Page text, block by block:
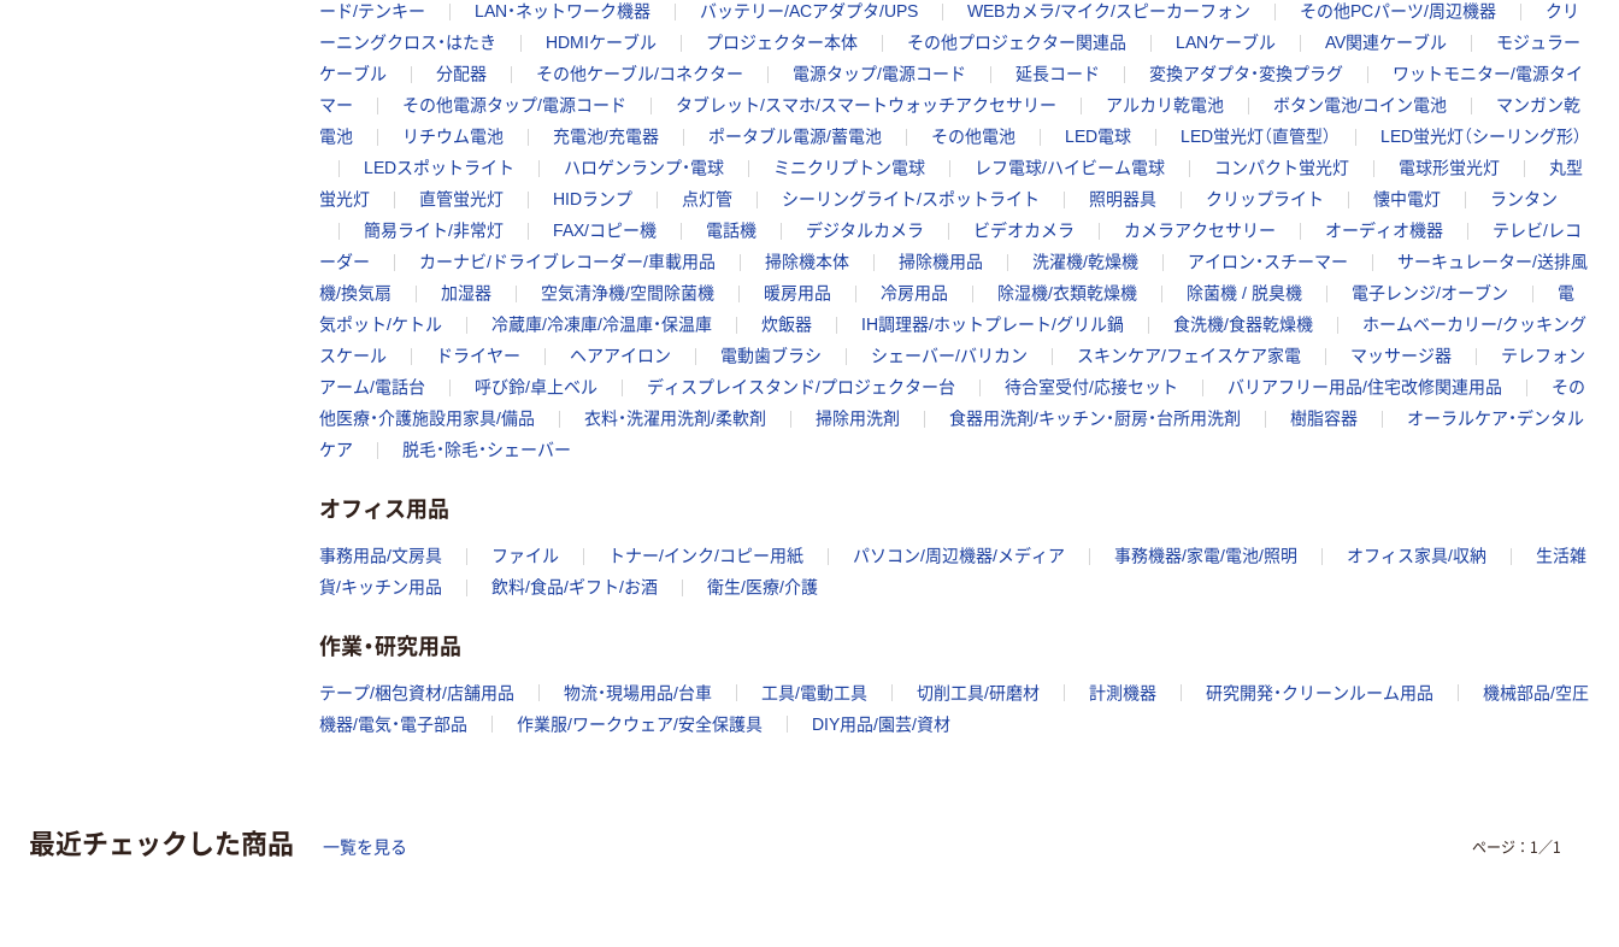
ード/テンキー
LAN・ネットワーク機器 バッテリー/ACアダプタ/UPS WEBカメラ/マイク/スピーカーフォン その他PCパーツ/周辺機器
クリ
ーニングクロス・はたき
HDMIケーブル プロジェクター本体 その他プロジェクター関連品 LANケーブル AV関連ケーブル
モジュラー
ケーブル
分配器 その他ケーブル/コネクター 電源タップ/電源コード 延長コード 変換アダプタ・変換プラグ
ワットモニター/電源タイ
マー
その他電源タップ/電源コード タブレット/スマホ/スマートウォッチアクセサリー アルカリ乾電池 ボタン電池/コイン電池
マンガン乾
電池
リチウム電池 充電池/充電器 ポータブル電源/蓄電池 その他電池 LED電球 LED蛍光灯（直管型）
LED蛍光灯（シーリング形）
LEDスポットライト
ハロゲンランプ・電球 ミニクリプトン電球 レフ電球/ハイビーム電球 コンパクト蛍光灯 電球形蛍光灯
丸型
蛍光灯
直管蛍光灯 HIDランプ 点灯管 シーリングライト/スポットライト 照明器具 クリップライト 懐中電灯
ランタン
簡易ライト/非常灯
FAX/コピー機 電話機 デジタルカメラ ビデオカメラ カメラアクセサリー オーディオ機器
テレビ/レコ
ーダー
カーナビ/ドライブレコーダー/車載用品 掃除機本体 掃除機用品 洗濯機/乾燥機 アイロン・スチーマー
サーキュレーター/送排風
機/換気扇
加湿器 空気清浄機/空間除菌機 暖房用品 冷房用品 除湿機/衣類乾燥機 除菌機 / 脱臭機 電子レンジ/オーブン
電
気ポット/ケトル
冷蔵庫/冷凍庫/冷温庫・保温庫 炊飯器 IH調理器/ホットプレート/グリル鍋 食洗機/食器乾燥機
ホームベーカリー/クッキング
スケール
ドライヤー ヘアアイロン 電動歯ブラシ シェーバー/バリカン スキンケア/フェイスケア家電 マッサージ器
テレフォン
アーム/電話台
呼び鈴/卓上ベル ディスプレイスタンド/プロジェクター台 待合室受付/応接セット バリアフリー用品/住宅改修関連用品
その
他医療・介護施設用家具/備品
衣料・洗濯用洗剤/柔軟剤 掃除用洗剤 食器用洗剤/キッチン・厨房・台所用洗剤 樹脂容器
オーラルケア・デンタル
ケア
脱毛・除毛・シェーバー
オフィス用品
事務用品/文房具 ファイル トナー/インク/コピー用紙 パソコン/周辺機器/メディア 事務機器/家電/電池/照明 オフィス家具/収納
生活雑
貨/キッチン用品
飲料/食品/ギフト/お酒 衛生/医療/介護
作業・研究用品
テープ/梱包資材/店舗用品 物流・現場用品/台車 工具/電動工具 切削工具/研磨材 計測機器 研究開発・クリーンルーム用品
機械部品/空圧
機器/電気・電子部品
作業服/ワークウェア/安全保護具 DIY用品/園芸/資材
最近チェックした商品 一覧を見る ページ： 1 ／1